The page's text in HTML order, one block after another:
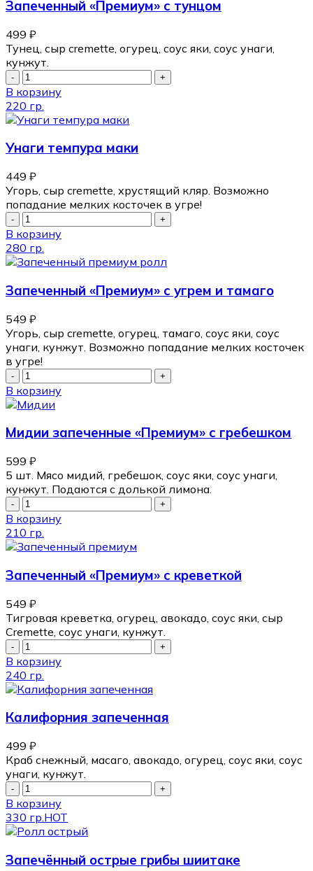
Запеченный «Премиум» с тунцом
499 ₽
Тунец, сыр cremette, огурец, соус яки, соус унаги,
кунжут.
В корзину
220 гр.
Унаги темпура маки
449 ₽
Угорь, сыр cremette, хрустящий кляр. Возможно
попадание мелких косточек в угре!
В корзину
280 гр.
Запеченный «Премиум» с угрем и тамаго
549 ₽
Угорь, сыр cremette, огурец, тамаго, соус яки, соус
унаги, кунжут. Возможно попадание мелких косточек
в угре!
В корзину
Мидии запеченные «Премиум» с гребешком
599 ₽
5 шт. Мясо мидий, гребешок, соус яки, соус унаги,
кунжут. Подаются с долькой лимона.
В корзину
210 гр.
Запеченный «Премиум» с креветкой
549 ₽
Тигровая креветка, огурец, авокадо, соус яки, сыр
Cremette, соус унаги, кунжут.
В корзину
240 гр.
Калифорния запеченная
499 ₽
Краб снежный, масаго, авокадо, огурец, соус яки, соус
унаги, кунжут.
В корзину
330 гр. HOT
Запечённый острые грибы шиитаке